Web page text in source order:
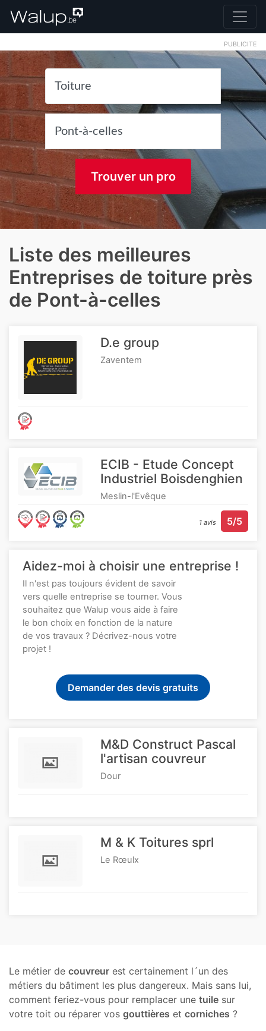
PUBLICITE
Trouver un pro
Liste des meilleures
Entreprises de toiture près
de Pont-à-celles
D.e group
Zaventem
ECIB - Etude Concept
Industriel Boisdenghien
Meslin-l'Evêque
1 avis 5/5
Aidez-moi à choisir une entreprise !
Il n'est pas toujours évident de savoir
vers quelle entreprise se tourner. Vous
souhaitez que Walup vous aide à faire
le bon choix en fonction de la nature
de vos travaux ? Décrivez-nous votre
projet !
Demander des devis gratuits
M&D Construct Pascal
l'artisan couvreur
Dour
M & K Toitures sprl
Le Rœulx
Le métier de couvreur est certainement l´un des
métiers du bâtiment les plus dangereux. Mais sans lui,
comment feriez-vous pour remplacer une tuile sur
votre toit ou réparer vos gouttières et corniches ?